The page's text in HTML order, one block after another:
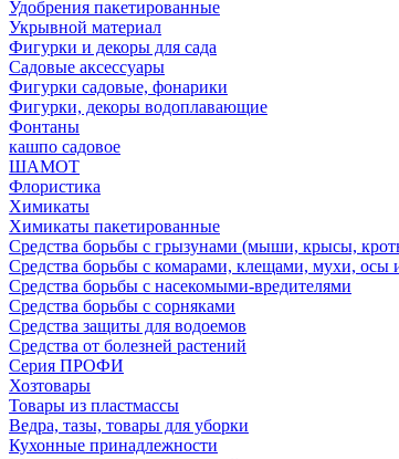
Удобрения пакетированные
Укрывной материал
Фигурки и декоры для сада
Садовые аксессуары
Фигурки садовые, фонарики
Фигурки, декоры водоплавающие
Фонтаны
кашпо садовое
ШАМОТ
Флористика
Химикаты
Химикаты пакетированные
Средства борьбы с грызунами (мыши, крысы,
Средства борьбы с комарами, клещами, мухи, осы
Средства борьбы с насекомыми-вредителями
Средства борьбы с сорняками
Средства защиты для водоемов
Средства от болезней растений
Серия ПРОФИ
Хозтовары
Товары из пластмассы
Ведра, тазы, товары для уборки
Кухонные принадлежности